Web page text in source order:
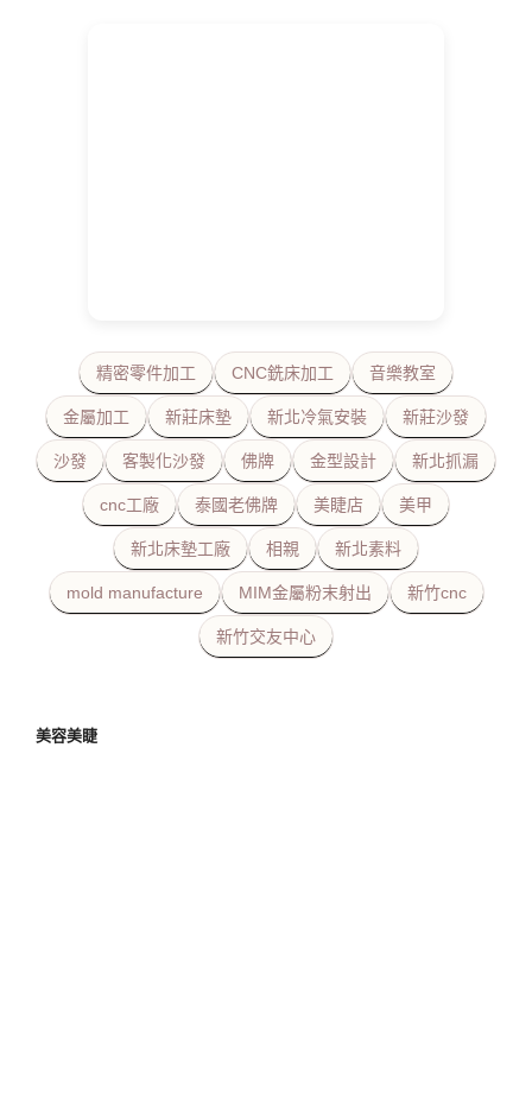
精密零件加工 CNC銑床加工 音樂教室
金屬加工 新莊床墊 新北冷氣安裝 新莊沙發
沙發 客製化沙發 佛牌 金型設計 新北抓漏
cnc工廠 泰國老佛牌 美睫店 美甲
新北床墊工廠 相親 新北素料
mold manufacture MIM金屬粉末射出 新竹cnc
新竹交友中心
美容美睫